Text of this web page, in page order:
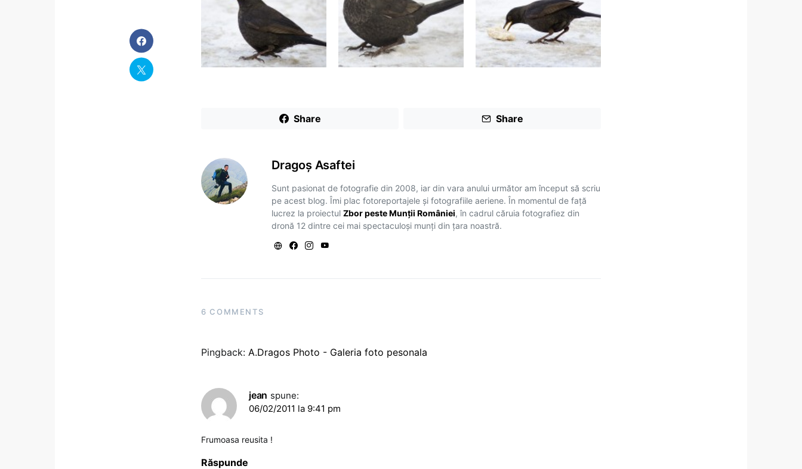
Share Share
Dragoş Asaftei
Sunt pasionat de fotografie din 2008, iar din vara anului următor am început să scriu
pe acest blog. Îmi plac fotoreportajele și fotografiile aeriene. În momentul de față
lucrez la proiectulZbor peste Munții României, în cadrul căruia fotografiez din
dronă 12 dintre cei mai spectaculoși munți din țara noastră.
6 COMMENTS
Pingback: A.Dragos Photo - Galeria foto pesonala
jean spune:
06/02/2011 la 9:41 pm
Frumoasa reusita !
Răspunde